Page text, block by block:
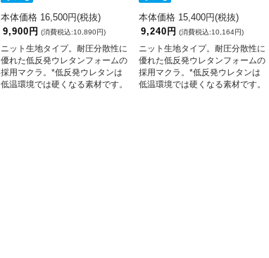
本体価格 16,500円(税抜)
9,900円 (消費税込:10,890円)
ニット生地タイプ。耐圧分散性に
優れた低反発ウレタンフォームの
採用マクラ。*低反発ウレタンは
低温環境では硬くなる素材です。
本体価格 15,400円(税抜)
9,240円 (消費税込:10,164円)
ニット生地タイプ。耐圧分散性に
優れた低反発ウレタンフォームの
採用マクラ。*低反発ウレタンは
低温環境では硬くなる素材です。